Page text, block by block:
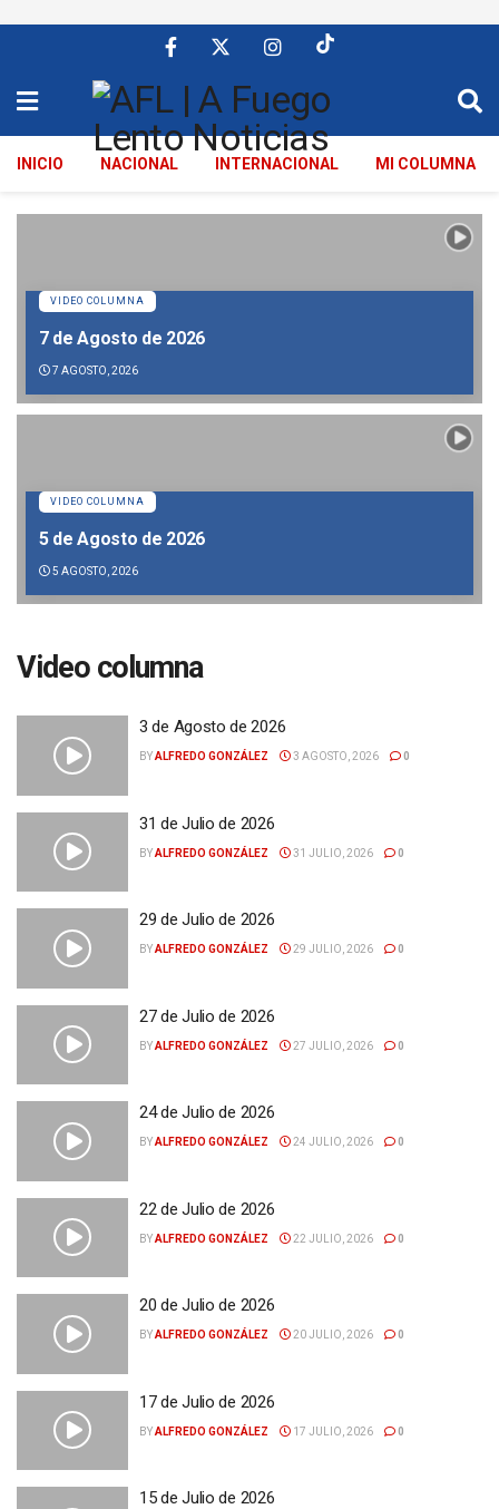
INICIO NACIONAL INTERNACIONAL MI COLUMNA
VIDEO COLUMNA
7 de Agosto de 2026
7 AGOSTO, 2026
VIDEO COLUMNA
5 de Agosto de 2026
5 AGOSTO, 2026
Video columna
3 de Agosto de 2026
BYALFREDO GONZÁLEZ 3 AGOSTO, 2026 0
31 de Julio de 2026
BYALFREDO GONZÁLEZ 31 JULIO, 2026 0
29 de Julio de 2026
BYALFREDO GONZÁLEZ 29 JULIO, 2026 0
27 de Julio de 2026
BYALFREDO GONZÁLEZ 27 JULIO, 2026 0
24 de Julio de 2026
BYALFREDO GONZÁLEZ 24 JULIO, 2026 0
22 de Julio de 2026
BYALFREDO GONZÁLEZ 22 JULIO, 2026 0
20 de Julio de 2026
BYALFREDO GONZÁLEZ 20 JULIO, 2026 0
17 de Julio de 2026
BYALFREDO GONZÁLEZ 17 JULIO, 2026 0
15 de Julio de 2026